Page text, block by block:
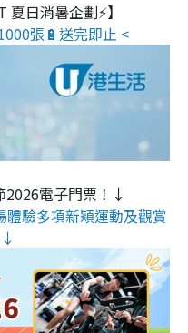
夏日消暑企劃⚡】
張🔋送完即止 <
2026電子門票！↓
驗多項新穎運動及觀賞